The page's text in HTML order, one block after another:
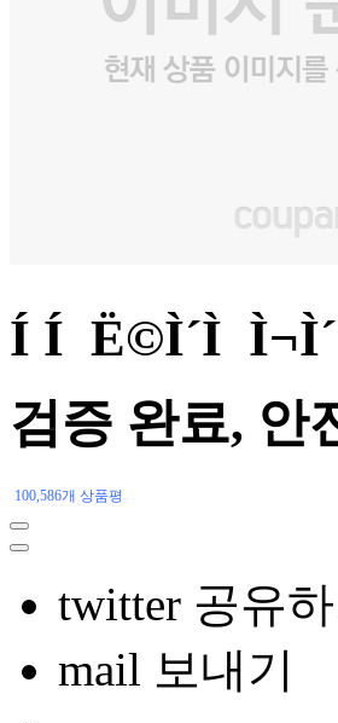
Í Í Ë©Ì´Ì 
검증 완료, 안
100,586개 상품평
twitter 공유
mail 보내기